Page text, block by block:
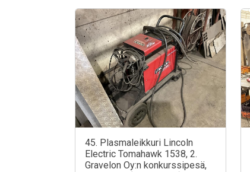
45. Plasmaleikkuri Lincoln
Electric Tomahawk 1538, 2.
Gravelon Oy:n konkurssipesä,